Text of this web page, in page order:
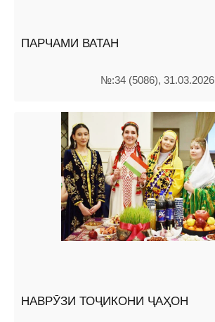
ПАРЧАМИ ВАТАН
№:34 (5086), 31.03.2026
НАВРӮЗИ ТОҶИКОНИ ҶАҲОН